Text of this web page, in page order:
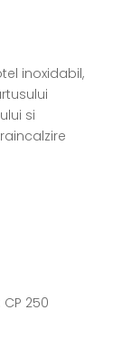
inoxidabil,
si
250